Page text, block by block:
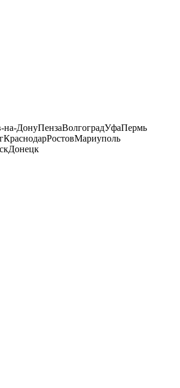
на-ДонуПензаВолгоградУфаПермь
КраснодарРостовМариуполь
Донецк